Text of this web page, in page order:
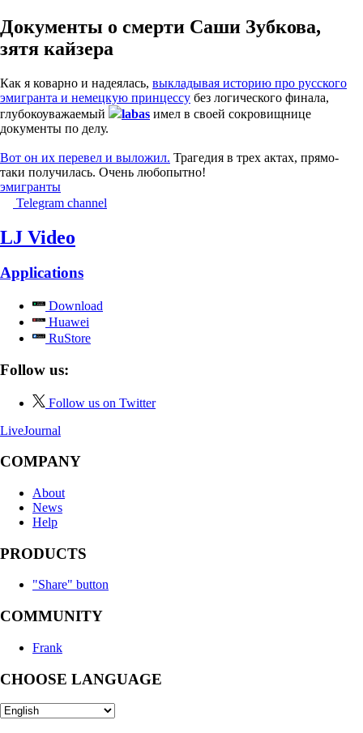
Документы о смерти Саши Зубкова,
зятя кайзера
Как я коварно и надеялась, выкладывая историю про русского
эмигранта и немецкую принцессу без логического финала,
глубокоуважаемый
labas имел в своей сокровищнице
документы по делу.
Вот он их перевел и выложил. Трагедия в трех актах, прямо-
таки получилась. Очень любопытно!
эмигранты
Telegram channel
LJ Video
Applications
Download
Huawei
RuStore
Follow us:
Follow us on Twitter
LiveJournal
COMPANY
About
News
Help
PRODUCTS
"Share" button
COMMUNITY
Frank
CHOOSE LANGUAGE